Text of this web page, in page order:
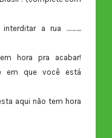
a rua ………..
hora pra acabar!
em que você está
aqui não tem hora